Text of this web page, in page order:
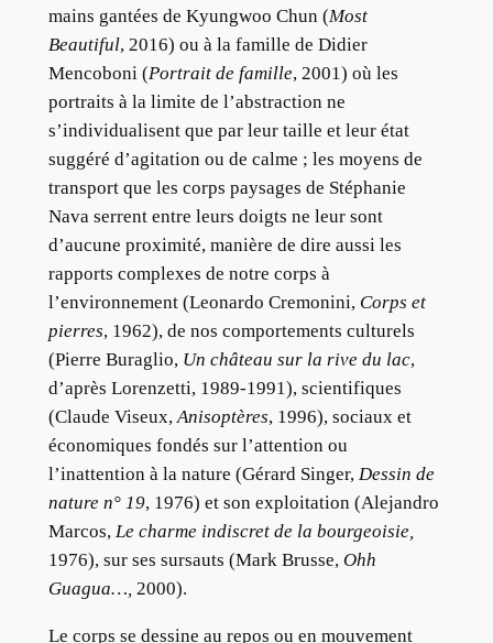
mains gantées de Kyungwoo Chun (Most
Beautiful, 2016) ou à la famille de Didier
Mencoboni (Portrait de famille, 2001) où les
portraits à la limite de l’abstraction ne
s’individualisent que par leur taille et leur état
suggéré d’agitation ou de calme ; les moyens de
transport que les corps paysages de Stéphanie
Nava serrent entre leurs doigts ne leur sont
d’aucune proximité, manière de dire aussi les
rapports complexes de notre corps à
l’environnement (Leonardo Cremonini, Corps et
pierres, 1962), de nos comportements culturels
(Pierre Buraglio,Un château sur la rive du lac,
d’après Lorenzetti, 1989-1991), scientifiques
(Claude Viseux,Anisoptères, 1996), sociaux et
économiques fondés sur l’attention ou
l’inattention à la nature (Gérard Singer, Dessin de
nature n° 19, 1976) et son exploitation (Alejandro
Marcos, Le charme indiscret de la bourgeoisie,
1976), sur ses sursauts (Mark Brusse,Ohh
Guagua…, 2000).
Le corps se dessine au repos ou en mouvement